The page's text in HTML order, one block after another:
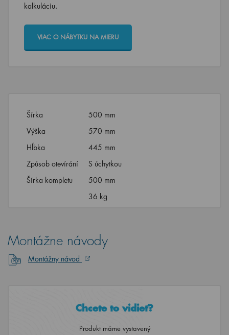
kalkuláciu.
VIAC O NÁBYTKU NA MIERU
Šírka
500 mm
Výška
570 mm
Hĺbka
445 mm
Způsob otevírání
S úchytkou
Šírka kompletu
500 mm
36 kg
Montážne návody
Montážny návod
Chcete to vidieť?
Produkt máme vystavený